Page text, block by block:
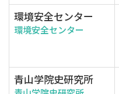
環境安全センター
環境安全センター
青山学院史研究所